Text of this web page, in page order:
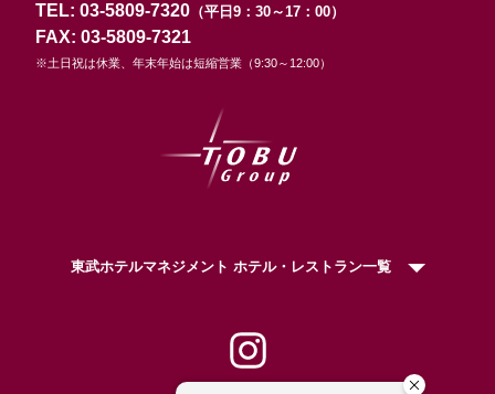
TEL: 03-5809-7320 （平日9：30～17：00）
FAX: 03-5809-7321
※土日祝は休業、年末年始は短縮営業（9:30～12:00）
東武ホテルマネジメント ホテル・レストラン一覧